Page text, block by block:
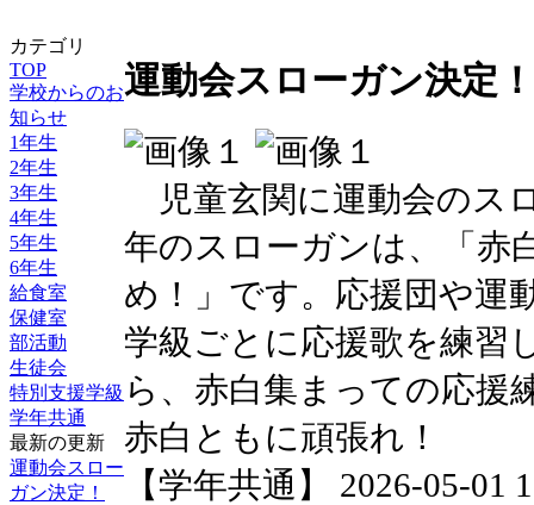
カテゴリ
TOP
学校からのお
知らせ
1年生
2年生
3年生
4年生
5年生
6年生
給食室
保健室
部活動
生徒会
特別支援学級
学年共通
最新の更新
運動会スロー
ガン決定！
運動会スローガン決定！
児童玄関に運動会のス
年のスローガンは、「赤
め！」です。応援団や運
学級ごとに応援歌を練習
ら、赤白集まっての応援
赤白ともに頑張れ！
【学年共通】 2026-05-01